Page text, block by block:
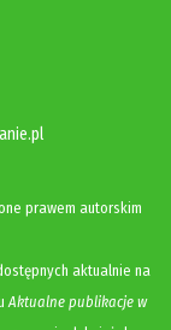
prawem autorskim
aktualnie na
Aktualne publikacje w